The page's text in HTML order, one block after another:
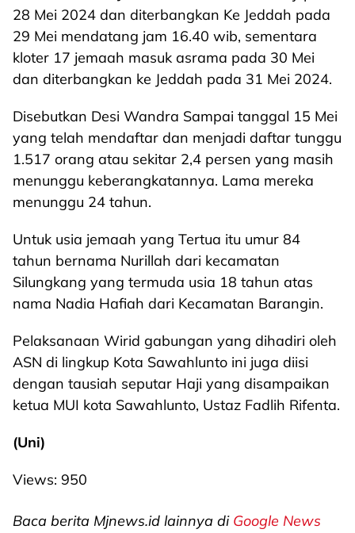
28 Mei 2024 dan diterbangkan Ke Jeddah pada
29 Mei mendatang jam 16.40 wib, sementara
kloter 17 jemaah masuk asrama pada 30 Mei
dan diterbangkan ke Jeddah pada 31 Mei 2024.
Disebutkan Desi Wandra Sampai tanggal 15 Mei
yang telah mendaftar dan menjadi daftar tunggu
1.517 orang atau sekitar 2,4 persen yang masih
menunggu keberangkatannya. Lama mereka
menunggu 24 tahun.
Untuk usia jemaah yang Tertua itu umur 84
tahun bernama Nurillah dari kecamatan
Silungkang yang termuda usia 18 tahun atas
nama Nadia Hafiah dari Kecamatan Barangin.
Pelaksanaan Wirid gabungan yang dihadiri oleh
ASN di lingkup Kota Sawahlunto ini juga diisi
dengan tausiah seputar Haji yang disampaikan
ketua MUI kota Sawahlunto, Ustaz Fadlih Rifenta.
(Uni)
Views: 950
Baca berita Mjnews.id lainnya di Google News